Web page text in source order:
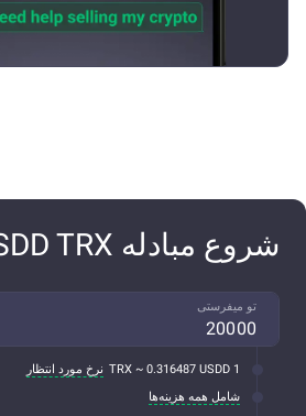
شروع مبادله USDD TRX
تو میفرستی
1 TRX ~ 0.316487 USDD
نرخ مورد انتظار
شامل همه هزینه‌ها